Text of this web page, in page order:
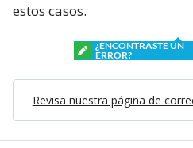
estos casos.
¿ENCONTRASTE UN
ERROR?
Revisa nuestra página de